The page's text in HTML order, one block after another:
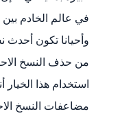
في عالم الخادم بين
وأحيانا تكون أحدث
من حذف النسخ
استخدام هذا
مضاعفات النسخ